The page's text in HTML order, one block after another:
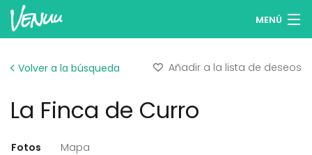
MENÚ
Iniciar sesión
Volver a la búsqueda Añadir a la lista de deseos
La Finca de Curro
Fotos Mapa